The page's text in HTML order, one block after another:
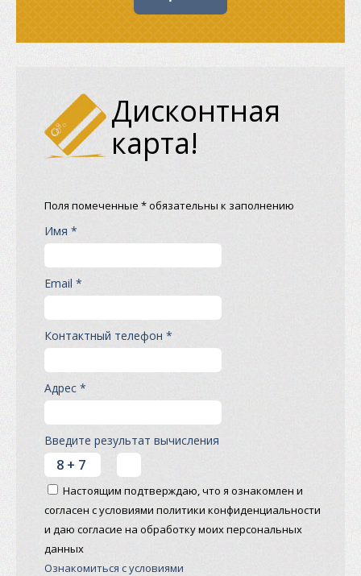
Дисконтная
карта!
Поля помеченные * обязательны к заполнению
Имя *
Email *
Контактный телефон *
Адрес *
Введите результат вычисления
Настоящим подтверждаю, что я ознакомлен и
согласен с условиями политики конфиденциальности
и даю согласие на обработку моих персональных
данных
Ознакомиться с условиями